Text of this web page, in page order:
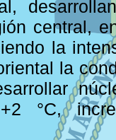
central,
la
la
°C,